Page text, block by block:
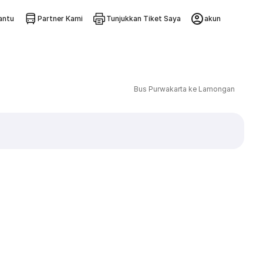
Partner Kami Tunjukkan Tiket Saya akun
Bus Purwakarta ke Lamongan